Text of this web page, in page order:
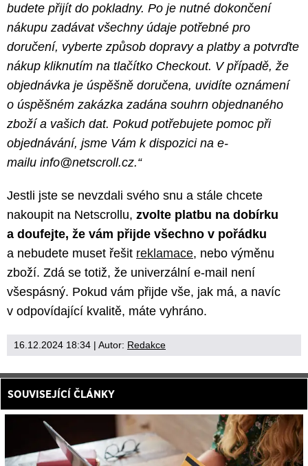
budete přijít do pokladny. Po je nutné dokončení
nákupu zadávat všechny údaje potřebné pro
doručení, vyberte způsob dopravy a platby a potvrďte
nákup kliknutím na tlačítko Checkout. V případě, že
objednávka je úspěšně doručena, uvidíte oznámení
o úspěšném zakázka zadána souhrn objednaného
zboží a vašich dat. Pokud potřebujete pomoc při
objednávání, jsme Vám k dispozici na e-
mailu info@netscroll.cz.“
Jestli jste se nevzdali svého snu a stále chcete
nakoupit na Netscrollu, zvolte platbu na dobírku
a doufejte, že vám přijde všechno v pořádku
a nebudete muset řešit reklamace, nebo výměnu
zboží. Zdá se totiž, že univerzální e-mail není
všespásný. Pokud vám přijde vše, jak má, a navíc
v odpovídající kvalitě, máte vyhráno.
16.12.2024 18:34 | Autor: Redakce
SOUVISEJÍCÍ ČLÁNKY